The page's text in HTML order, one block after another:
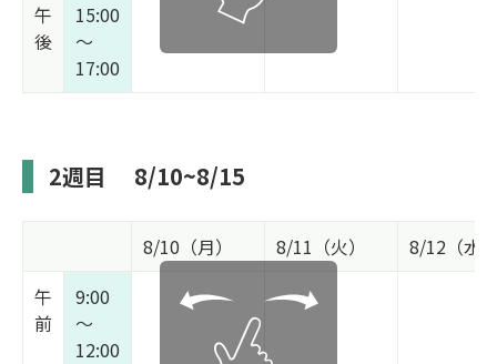
午
後
15:00
～
17:00
2週目 8/10~8/15
8/10（月） 8/11（火）
8/12（水
午
前
9:00
～
12:00